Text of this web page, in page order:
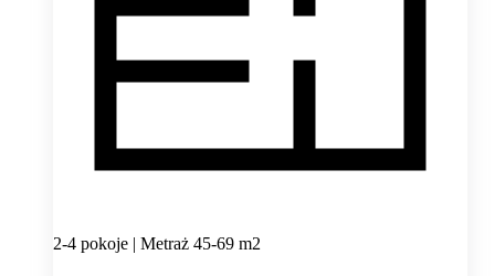
2-4 pokoje | Metraż 45-69 m2